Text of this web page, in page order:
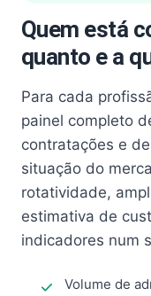
Quem está
quanto e a
Para cada
painel completo
contratações e
situação do
rotatividade,
estimativa de
indicadores num
Volume de